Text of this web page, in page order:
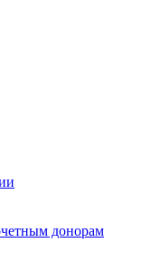
донорам